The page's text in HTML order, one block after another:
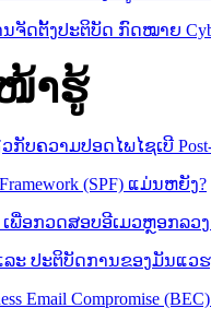
ຈັດຕັ້ງປະຕິບັດ ກົດໝາຍ
າຮູ້
ບຄວາມປອດໄພໄຊເບີ
Framework (SPF) ແມ່ນຫຍັງ?
ເພື່ອກວດສອບອີເມວຫຼອກລວງ
ະ ປະຕິບັດການຂອງມັນແວຮ
Email Compromise